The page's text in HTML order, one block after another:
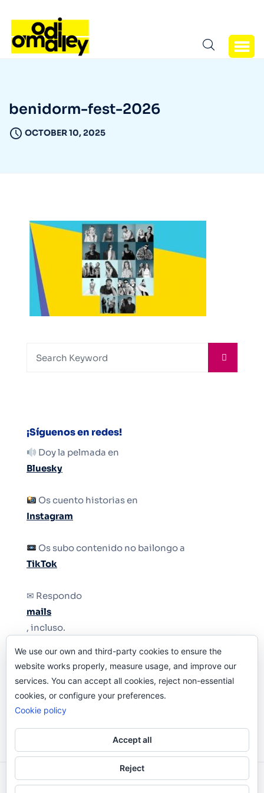
benidorm-fest-2026
OCTOBER 10, 2025
¡Síguenos en redes!
Doy la pelmada en
Bluesky
Os cuento historias en
Instagram
Os subo contenido no bailongo a
TikTok
✉ Respondo
mails
, incluso.
Y si una persona no puede tener teléfono, que
le quiten el teléfono.
Odi O'Malley © 2016-2025. Todos Los Derechos
We use our own and third-party cookies to ensure the
website works properly, measure usage, and improve our
services. You can accept all cookies, reject non-essential
cookies, or configure your preferences.
Cookie policy
Accept all
Reject